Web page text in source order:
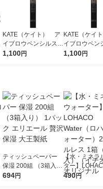
KATE（ケイト） ア
イブロウペンシルスー
パースリム0．8 Ｂ
1,100円
KATE（ケイ
イブロウペン
パースリム0
1,100円
ティッシュペーパー
保湿 200組 （3箱入
り） 1パック エリエ
694円
【水・ミネラ
ター】
r（ロハコウ
490円